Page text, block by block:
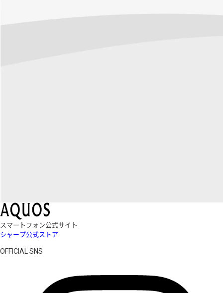
スマートフォン公式サイト
シャープ公式ストア
OFFICIAL SNS